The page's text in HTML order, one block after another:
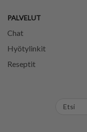
PALVELUT
Chat
Hyötylinkit
Reseptit